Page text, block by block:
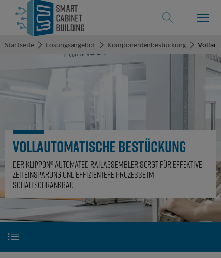
Lösungsangebot
zurück
Lösungsangebot
Digitales
Engineering
Schaltschrankkonstruktion
Klemmenleistenkonfiguration
Logistik
Use-Case
Referenzen
Veranstaltungen
Partner
Startseite Lösungsangebot Komponentenbestückung
Vollautomatische Bestückung
Der Klippon® Automated RailAssembler sorgt für effektive
Zeiteinsparung und effizientere Prozesse im
Schaltschrankbau